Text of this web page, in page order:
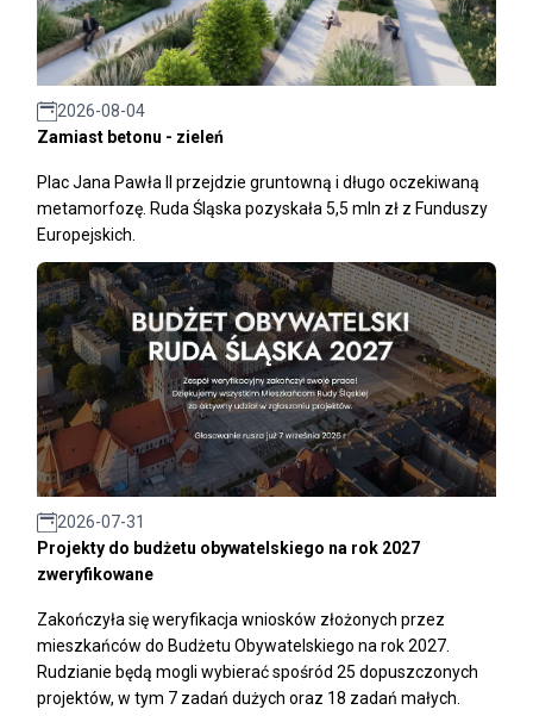
2026-08-04
Zamiast betonu - zieleń
Plac Jana Pawła II przejdzie gruntowną i długo oczekiwaną
metamorfozę. Ruda Śląska pozyskała 5,5 mln zł z Funduszy
Europejskich.
2026-07-31
Projekty do budżetu obywatelskiego na rok 2027
zweryfikowane
Zakończyła się weryfikacja wniosków złożonych przez
mieszkańców do Budżetu Obywatelskiego na rok 2027.
Rudzianie będą mogli wybierać spośród 25 dopuszczonych
projektów, w tym 7 zadań dużych oraz 18 zadań małych.